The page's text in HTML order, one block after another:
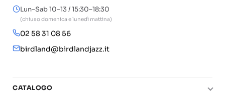
Lun–Sab 10–13 / 15:30–18:30
(chiuso domenica e lunedì mattina)
02 58 31 08 56
birdland@birdlandjazz.it
CATALOGO